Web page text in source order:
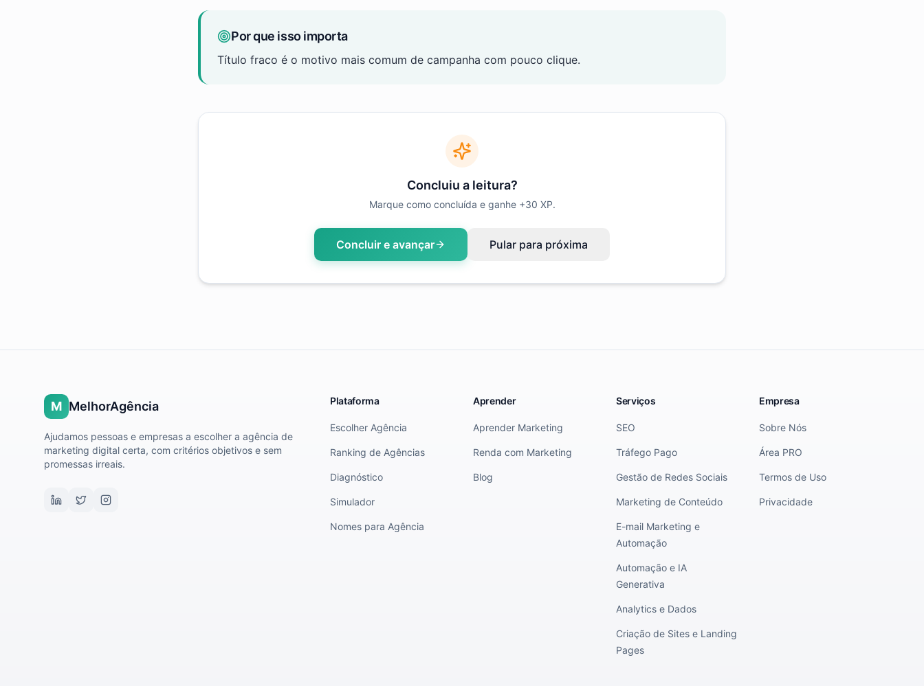
Por que isso importa
Título fraco é o motivo mais comum de campanha com pouco clique.
Concluiu a leitura?
Marque como concluída e ganhe +30 XP.
Concluir e avançar Pular para próxima
M MelhorAgência
Ajudamos pessoas e empresas a escolher a agência de
marketing digital certa, com critérios objetivos e sem
promessas irreais.
Plataforma
Escolher Agência
Ranking de Agências
Diagnóstico
Simulador
Nomes para Agência
Aprender
Aprender Marketing
Renda com Marketing
Blog
Serviços
SEO
Tráfego Pago
Gestão de Redes Sociais
Marketing de Conteúdo
E-mail Marketing e
Automação
Automação e IA
Generativa
Analytics e Dados
Criação de Sites e Landing
Pages
Empresa
Sobre Nós
Área PRO
Termos de Uso
Privacidade